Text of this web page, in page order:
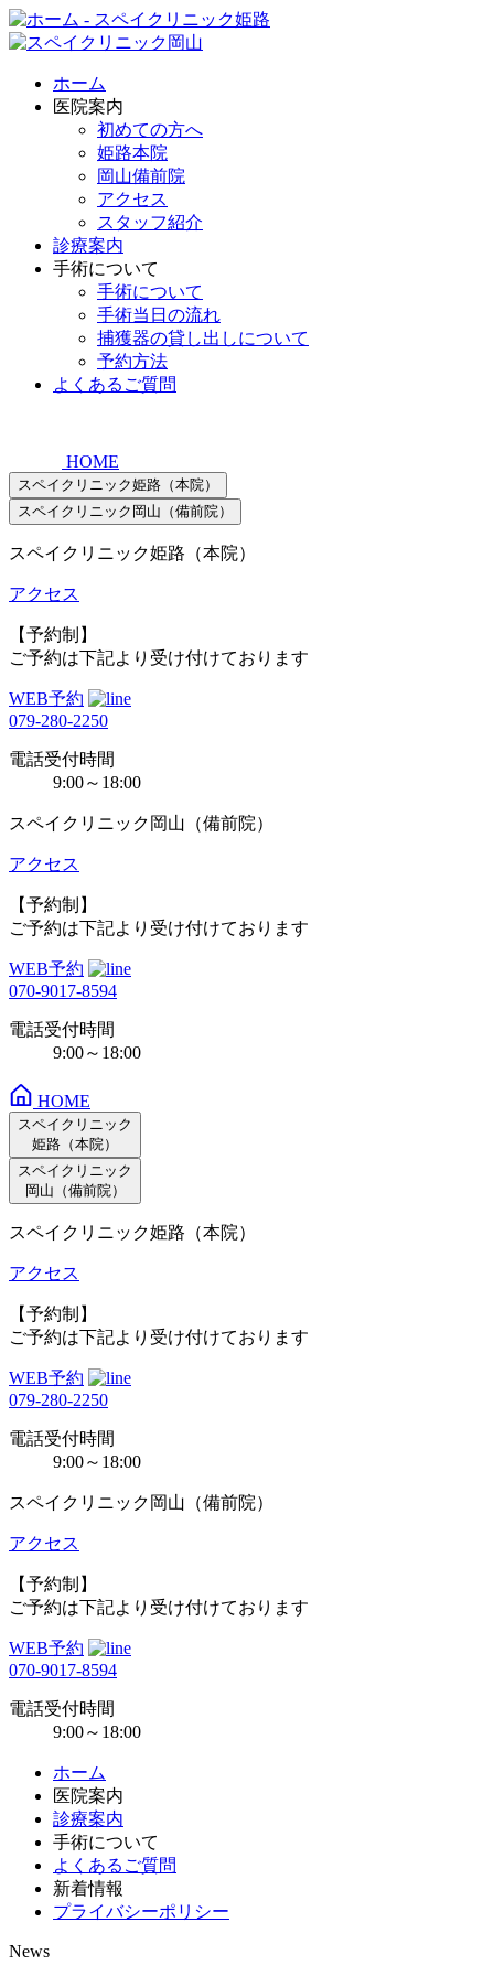
ホーム
医院案内
初めての方へ
姫路本院
岡山備前院
アクセス
スタッフ紹介
診療案内
手術について
手術について
手術当日の流れ
捕獲器の貸し出しについて
予約方法
よくあるご質問
HOME
スペイクリニック姫路（本院）
スペイクリニック岡山（備前院）
スペイクリニック姫路（本院）
アクセス
【予約制】
ご予約は下記より受け付けております
WEB予約
079-280-2250
電話受付時間
9:00～18:00
スペイクリニック岡山（備前院）
アクセス
【予約制】
ご予約は下記より受け付けております
WEB予約
070-9017-8594
電話受付時間
9:00～18:00
HOME
スペイクリニック
姫路（本院）
スペイクリニック
岡山（備前院）
スペイクリニック姫路（本院）
アクセス
【予約制】
ご予約は下記より受け付けております
WEB予約
079-280-2250
電話受付時間
9:00～18:00
スペイクリニック岡山（備前院）
アクセス
【予約制】
ご予約は下記より受け付けております
WEB予約
070-9017-8594
電話受付時間
9:00～18:00
ホーム
医院案内
診療案内
手術について
よくあるご質問
新着情報
プライバシーポリシー
News